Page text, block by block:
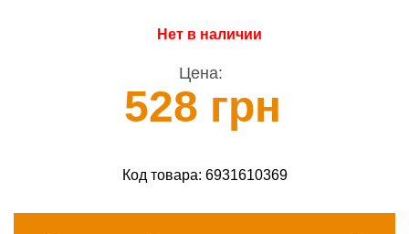
Нет в наличии
Цена:
528 грн
Код товара: 6931610369